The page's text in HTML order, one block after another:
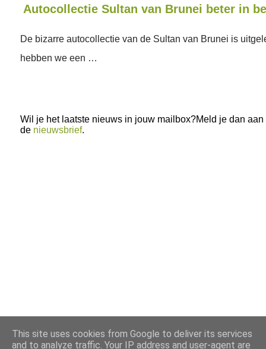
Autocollectie Sultan van Brunei beter in
De bizarre autocollectie van de Sultan van Brunei is
hebben we een …
Wil je het laatste nieuws in jouw mailbox?Meld je dan aan
de nieuwsbrief.
This site uses cookies from Google to deliver its services
and to analyze traffic. Your IP address and user-agent are